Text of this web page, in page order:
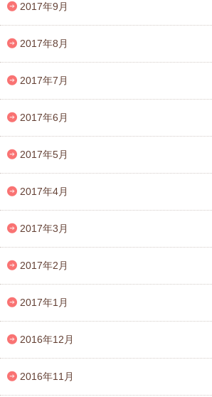
2017年9月
2017年8月
2017年7月
2017年6月
2017年5月
2017年4月
2017年3月
2017年2月
2017年1月
2016年12月
2016年11月